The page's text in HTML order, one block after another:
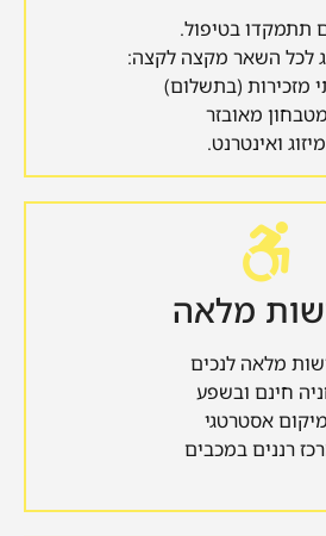
תתמקדו בטיפול.
לכל השאר מקצה לקצה:
מזכירות (בתשלום)
מטבחון מאובזר
מיזוג ואינטרנט.
מלאה
מלאה לנכים
חינם ובשפע
מיקום אסטרטגי
רננים במכבים